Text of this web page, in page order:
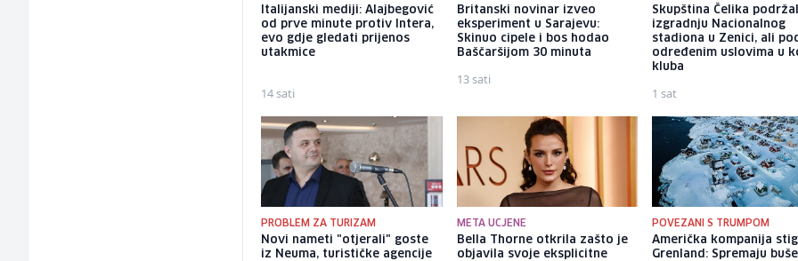
Italijanski mediji: Alajbegović
od prve minute protiv Intera,
evo gdje gledati prijenos
utakmice
14 sati
Britanski novinar izveo
eksperiment u Sarajevu:
Skinuo cipele i bos hodao
Baščaršijom 30 minuta
13 sati
Skupština Čelika
izgradnju Nacionalnog
stadiona u Zenici, ali
određenim uslovima u
kluba
1 sat
PROBLEM ZA TURIZAM
Novi nameti "otjerali" goste
iz Neuma, turističke agencije
META UCJENE
Bella Thorne otkrila zašto je
objavila svoje eksplicitne
POVEZANI S TRUMPOM
Američka kompanija
Grenland: Spremaju